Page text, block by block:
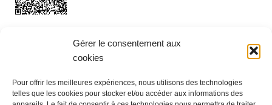
Gérer le consentement aux
cookies
Pour offrir les meilleures expériences, nous utilisons des technologies
telles que les cookies pour stocker et/ou accéder aux informations des
Politique de cookie